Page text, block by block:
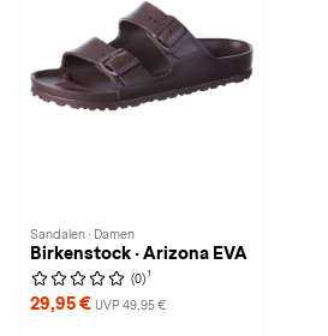
Sandalen · Damen
Birkenstock · Arizona EVA
(0) 1
29,95 € UVP 49,95 €